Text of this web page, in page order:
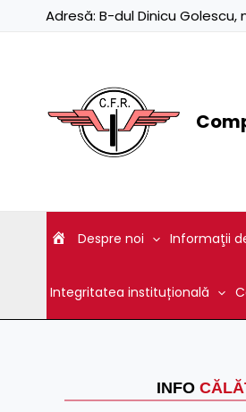
Adresă: B-dul Dinicu Golescu,
Despre noi Informaţii
Integritatea instituțională
INFO